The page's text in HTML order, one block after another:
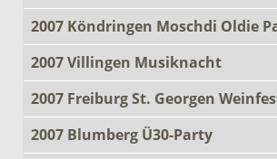
2007 Köndringen Moschdi Oldie
2007 Villingen Musiknacht
2007 Freiburg St. Georgen
2007 Blumberg Ü30-Party